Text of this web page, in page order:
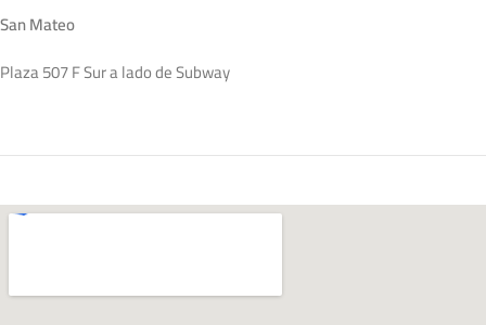
San Mateo
Plaza 507 F Sur a lado de Subway